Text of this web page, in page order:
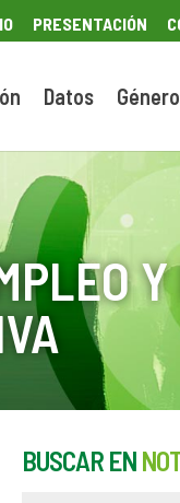
PRESENTACIÓN
Datos Género
BUSCAR EN